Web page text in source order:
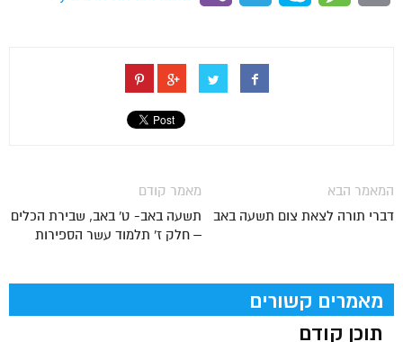
מאמר קודם
תשעה באב- ט' באב, שבירת הכלים
– חלק ז' תלמוד עשר הספירות
המאמר הבא
דברי תורה לצאת צום תשעה באב
מאמרים קשורים
תוכן קודם